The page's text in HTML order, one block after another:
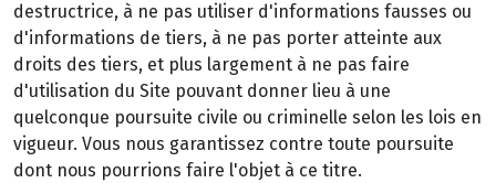
destructrice, à ne pas utiliser d'informations fausses ou
d'informations de tiers, à ne pas porter atteinte aux
droits des tiers, et plus largement à ne pas faire
d'utilisation du Site pouvant donner lieu à une
quelconque poursuite civile ou criminelle selon les lois en
vigueur. Vous nous garantissez contre toute poursuite
dont nous pourrions faire l'objet à ce titre.